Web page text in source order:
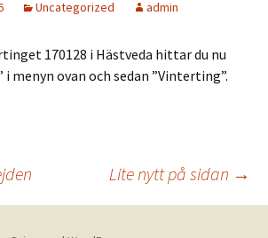
Uncategorized admin
170128 i Hästveda hittar du nu
menyn ovan och sedan ”Vinterting”.
Lite nytt på sidan →